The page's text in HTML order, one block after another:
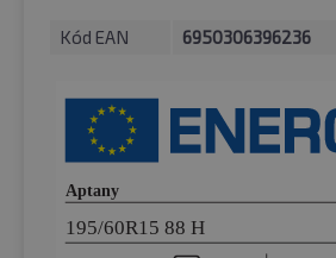
Kód EAN 6950306396236